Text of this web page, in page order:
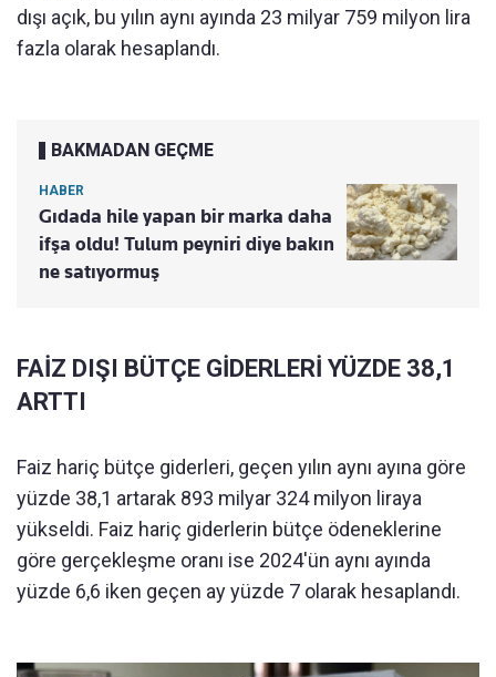
dışı açık, bu yılın aynı ayında 23 milyar 759 milyon lira
fazla olarak hesaplandı.
BAKMADAN GEÇME
HABER
Gıdada hile yapan bir marka daha
ifşa oldu! Tulum peyniri diye bakın
ne satıyormuş
FAİZ DIŞI BÜTÇE GİDERLERİ YÜZDE 38,1
ARTTI
Faiz hariç bütçe giderleri, geçen yılın aynı ayına göre
yüzde 38,1 artarak 893 milyar 324 milyon liraya
yükseldi. Faiz hariç giderlerin bütçe ödeneklerine
göre gerçekleşme oranı ise 2024'ün aynı ayında
yüzde 6,6 iken geçen ay yüzde 7 olarak hesaplandı.